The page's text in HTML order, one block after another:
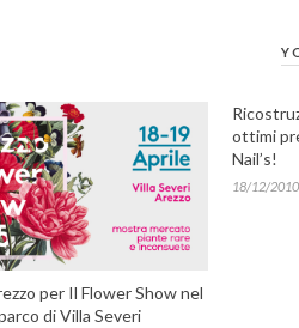
per Il Flower Show nel
di Villa Severi
ottimi
Nail’s!
18/12/2010